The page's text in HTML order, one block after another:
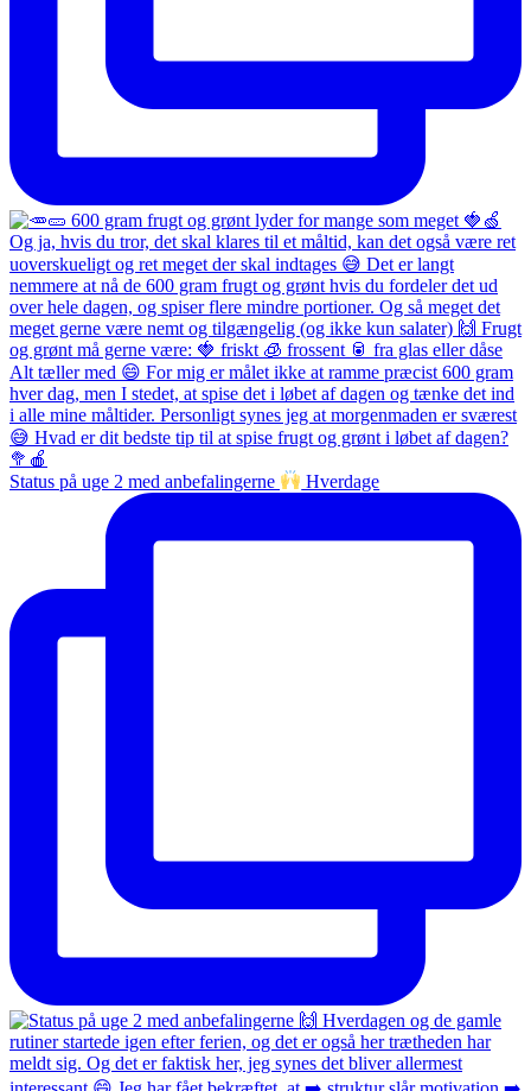
Status på uge 2 med anbefalingerne Hverdage